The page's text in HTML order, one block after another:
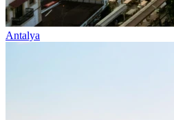
Antalya